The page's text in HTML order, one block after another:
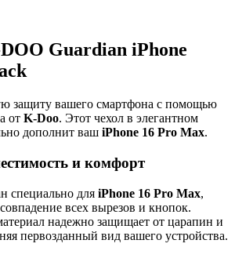
Guardian iPhone
защиту вашего смартфона с помощью
от K-Doo. Этот чехол в элегантном
дополнит ваш iPhone 16 Pro Max.
и комфорт
специально для iPhone 16 Pro Max,
всех вырезов и кнопок.
надежно защищает от царапин и
первозданный вид вашего устройства.